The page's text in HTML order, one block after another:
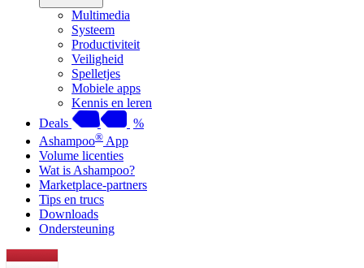
Multimedia
Systeem
Productiviteit
Veiligheid
Spelletjes
Mobiele apps
Kennis en leren
Deals
%
Ashampoo® App
Volume licenties
Wat is Ashampoo?
Marketplace-partners
Tips en trucs
Downloads
Ondersteuning